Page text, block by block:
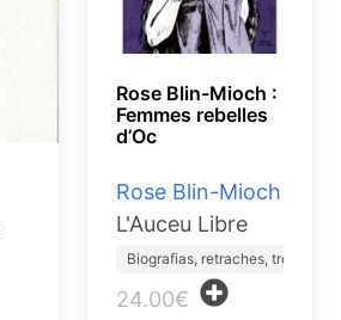
Rose Blin-Mioch :
Femmes rebelles
d’Oc
Rose Blin-Mioch
L'Auceu Libre
Biografias, retraches, trò…
24.00€